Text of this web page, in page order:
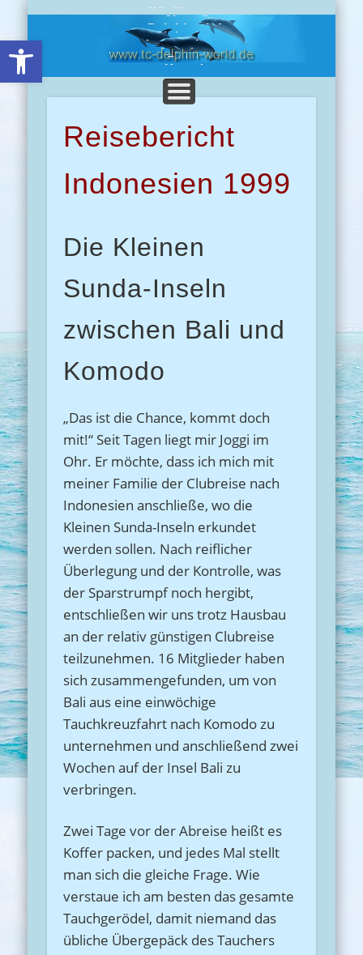
Open toolbar
Wir über uns
Chronik
Delphine-Info
Clubreisen
Impressionen
Angebote
Presse
Kontakt
Reisebericht
Indonesien 1999
Die Kleinen
Sunda-Inseln
zwischen Bali und
Komodo
„Das ist die Chance, kommt doch
mit!“ Seit Tagen liegt mir Joggi im
Ohr. Er möchte, dass ich mich mit
meiner Familie der Clubreise nach
Indonesien anschließe, wo die
Kleinen Sunda-Inseln erkundet
werden sollen. Nach reiflicher
Überlegung und der Kontrolle, was
der Sparstrumpf noch hergibt,
entschließen wir uns trotz Hausbau
an der relativ günstigen Clubreise
teilzunehmen. 16 Mitglieder haben
sich zusammengefunden, um von
Bali aus eine einwöchige
Tauchkreuzfahrt nach Komodo zu
unternehmen und anschließend zwei
Wochen auf der Insel Bali zu
verbringen.
Zwei Tage vor der Abreise heißt es
Koffer packen, und jedes Mal stellt
man sich die gleiche Frage. Wie
verstaue ich am besten das gesamte
Tauchgerödel, damit niemand das
übliche Übergepäck des Tauchers